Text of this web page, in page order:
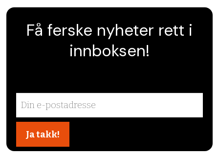
Få ferske nyheter rett i
innboksen!